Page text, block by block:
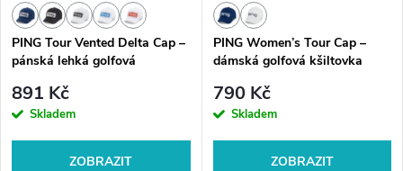
PING Tour Vented Delta Cap –
pánská lehká golfová
891 Kč
Skladem
ZOBRAZIT
PING Women’s Tour Cap –
dámská golfová kšiltovka
790 Kč
Skladem
ZOBRAZIT